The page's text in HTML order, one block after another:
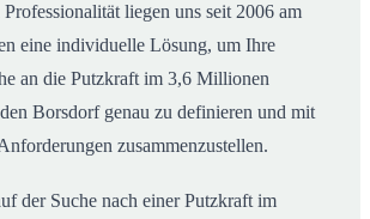
liegen uns seit 2006 am
eine individuelle Lösung, um Ihre
an die Putzkraft im 3,6 Millionen
Borsdorf genau zu definieren und mit
zusammenzustellen.
der Suche nach einer Putzkraft im